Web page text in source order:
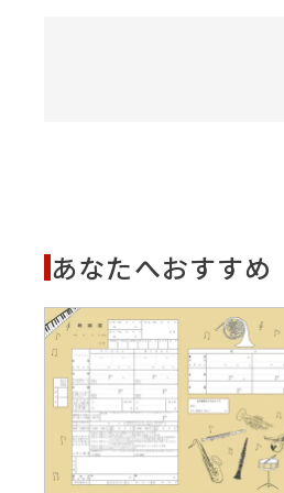
あなたへおすすめ